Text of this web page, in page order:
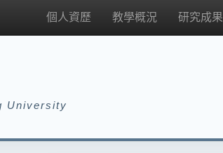
個人資歷 教學概況 研究成果
University